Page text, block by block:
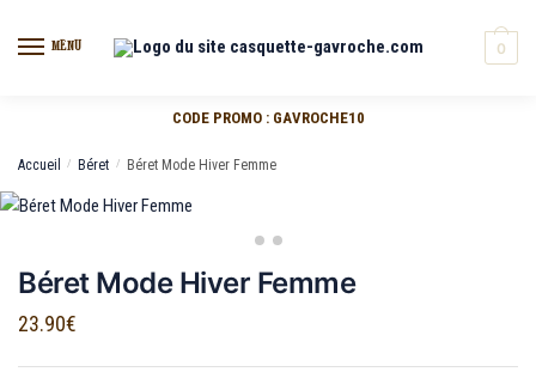
MENU 0
CODE PROMO : GAVROCHE10
Accueil / Béret / Béret Mode Hiver Femme
Béret Mode Hiver Femme
23.90€